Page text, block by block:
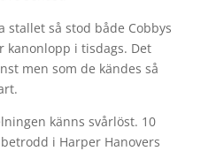
stallet så stod både Cobbys
kanonlopp i tisdags. Det
men som de kändes så
känns svårlöst. 10
i Harper Hanovers